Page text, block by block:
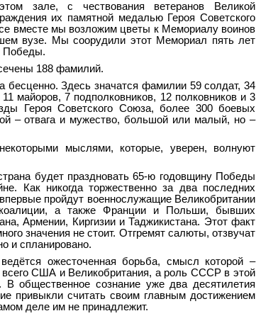
зале, с чествования ветеранов Великой
их памятной медалью Героя Советского
вместе мы возложим цветы к Мемориалу воинов
вузе. Мы соорудили этот Мемориал пять лет
Победы.
188 фамилий.
бесценно. Здесь значатся фамилии 59 солдат, 34
майоров, 7 подполковников, 12 полковников и 3
Героя Советского Союза, более 300 боевых
– отвага и мужество, большой или малый, но –
мыслями, которые, уверен, волнуют
будет праздновать 65-ю годовщину Победы
Как никогда торжественно за два последних
пройдут военнослужащие Великобритании
а также Франции и Польши, бывших
Армении, Киргизии и Таджикистана. Этот факт
значения не стоит. Отгремят салюты, отзвучат
и спланировано.
ожесточенная борьба, смысл которой –
США и Великобритания, а роль СССР в этой
В общественное сознание уже два десятилетия
привыкли считать своим главным достижением
деле им не принадлежит.